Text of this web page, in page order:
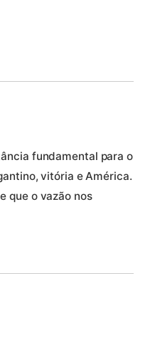
fundamental para o
vitória e América.
que o vazão nos